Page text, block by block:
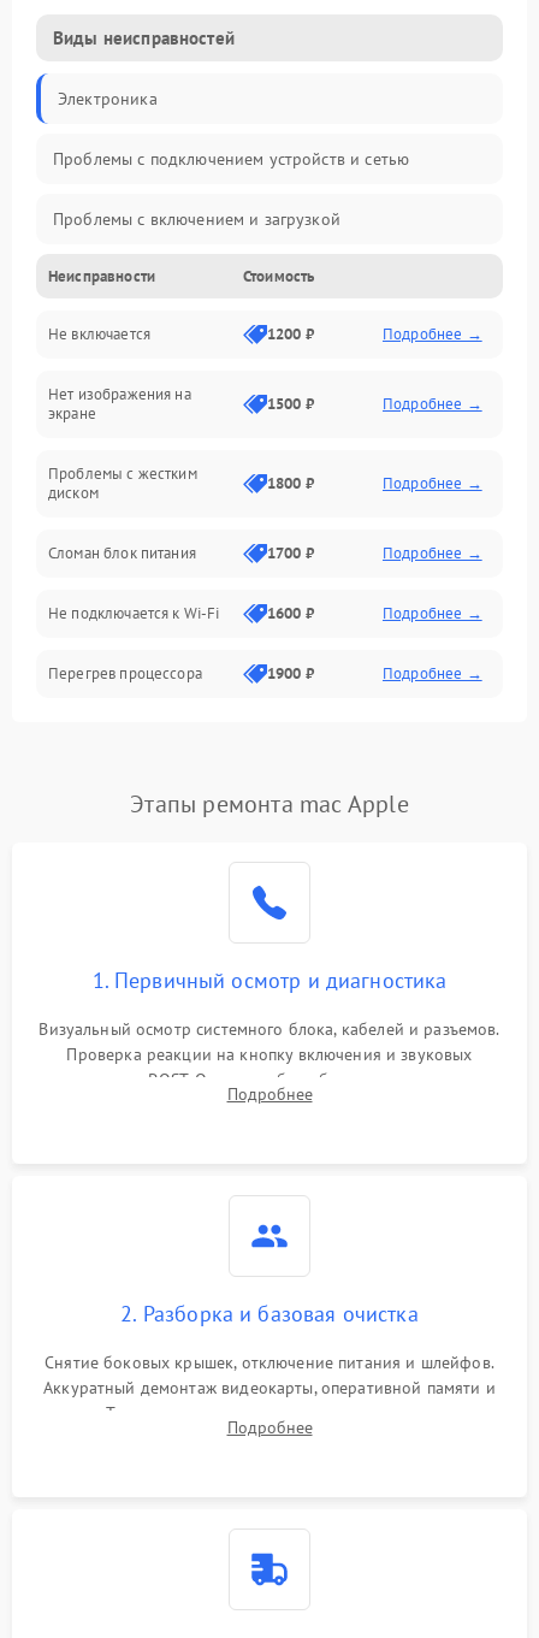
Виды неисправностей
Электроника
Проблемы с подключением устройств и сетью
Проблемы с включением и загрузкой
Проблемы с изображением и монитором
Проблемы с производительностью и стабильностью
Прочие специфичные проблемы
Неисправности Стоимость
Не включается 1200 ₽ Подробнее →
Нет изображения на
экране
1500 ₽ Подробнее →
Проблемы с жестким
диском
1800 ₽ Подробнее →
Сломан блок питания 1700 ₽ Подробнее →
Не подключается к Wi-Fi 1600 ₽ Подробнее →
Перегрев процессора 1900 ₽ Подробнее →
Проблемы с
подключением внешних
1400 ₽ Подробнее →
1700 ₽
Ошибки в работе
оперативной памяти
1500 ₽ Подробнее →
Не распознается USB-порт 1300 ₽ Подробнее →
Этапы ремонта mac Apple
1. Первичный осмотр и диагностика
Визуальный осмотр системного блока, кабелей и разъемов.
Проверка реакции на кнопку включения и звуковых
сигналов POST. Оценка работы блока питания для
локализации базовых неисправностей без полного разбора.
Подробнее
2. Разборка и базовая очистка
Снятие боковых крышек, отключение питания и шлейфов.
Аккуратный демонтаж видеокарты, оперативной памяти и
кулеров. Тщательная очистка корпуса и радиаторов от пыли
с помощью сжатого воздуха для предотвращения
Подробнее